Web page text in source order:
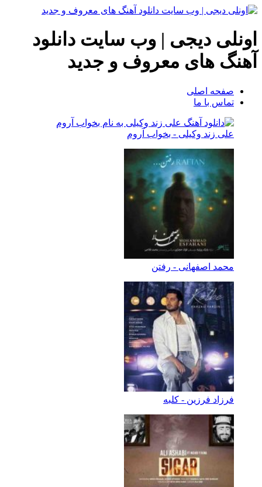
دیجی | وب سایت دانلود
های معروف و جدید
صفحه اصلی
تماس با ما
علی زند وکیلی - بخواب آروم
محمد اصفهانی - رفتن
فرزاد فرزین - کلبه